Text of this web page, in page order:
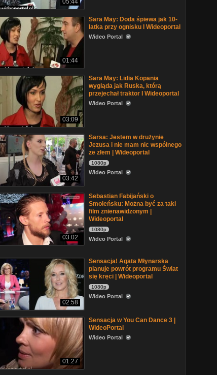
05:44
01:44
Sara May: Doda śpiewa jak 10-
latka przy ognisku I Wideoportal
Wideo Portal
03:09
Sara May: Lidia Kopania
wygląda jak Ruska, którą
przejechał traktor I Wideoportal
Wideo Portal
03:42
Sarsa: Jestem w drużynie
Jezusa i nie mam nic wspólnego
ze złem | Wideoportal
1080p
Wideo Portal
03:02
Sebastian Fabijański o
Smoleńsku: Można być za taki
film znienawidzonym |
Wideoportal
1080p
Wideo Portal
02:58
Sensacja! Agata Młynarska
planuje powrót programu Świat
się kręci | Wideoportal
1080p
Wideo Portal
01:27
Sensacja w You Can Dance 3 |
WideoPortal
Wideo Portal